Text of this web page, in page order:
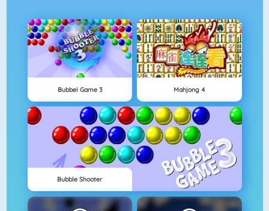
Bubbel Game 3 Mahjong 4
Bubble Shooter